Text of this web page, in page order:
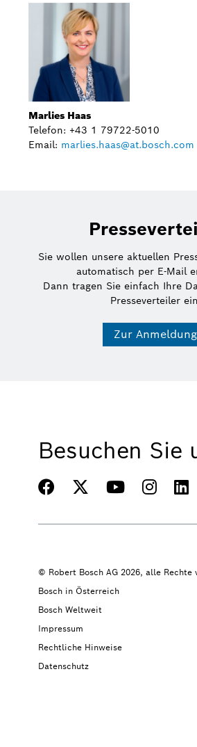
Marlies Haas
Telefon: +43 1 79722-5010
Email: marlies.haas@at.bosch.com
Sie wollen unsere aktuellen
automatisch per E-Mail
Dann tragen Sie einfach Ihre
Presseverteiler
Zur Anmeldung
Besuchen Sie
© Robert Bosch AG 2026, alle Rechte
Bosch in Österreich
Bosch Weltweit
Impressum
Rechtliche Hinweise
Datenschutz